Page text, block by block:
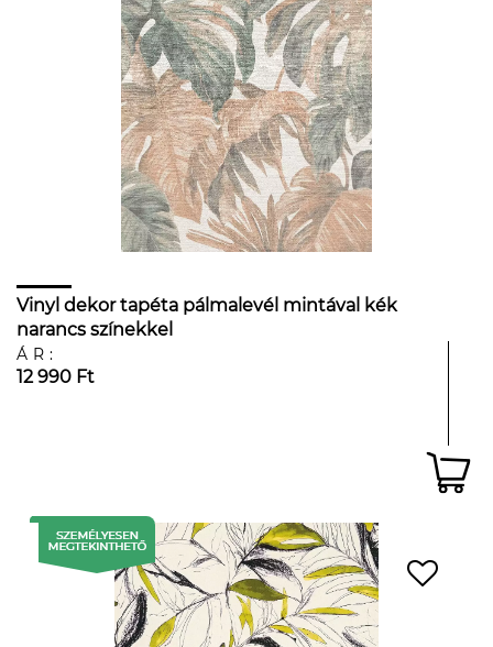
Vinyl dekor tapéta pálmalevél mintával kék
narancs színekkel
ÁR:
12 990 Ft